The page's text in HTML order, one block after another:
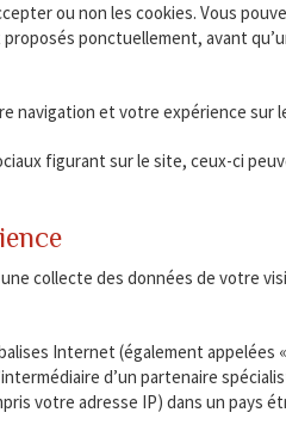
ou non les cookies. Vous
ponctuellement, avant
navigation et votre expérience sur
figurant sur le site, ceux-ci
collecte des données de votre
Internet (également appelées
d’un partenaire
votre adresse IP) dans un pays